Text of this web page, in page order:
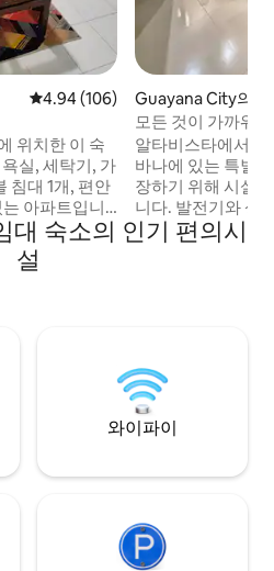
평점 4.94점(5점 만점), 후기 106
4.94 (106)
위치한 이 숙
실, 세탁기, 가
침대 1개, 편안
아파트입니
가 고장나도 오
. 인터넷, 물탱
지 내부의 클
Guayana City의
모든 것이 가까워
와이파이 제공
알타비스타에서
바나에 있는 특별
장하기 위해 시설
니다. 발전기와 상
어 편리하게 숙박
에는 연중무휴 보
대 숙소의 인기 편의시
설
와이파이